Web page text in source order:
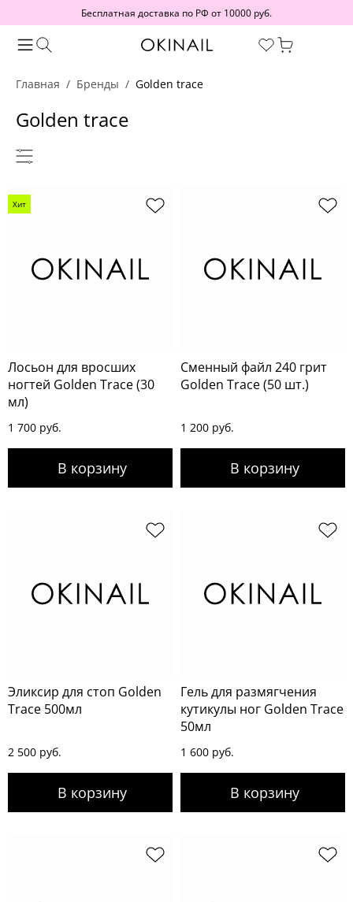
Бесплатная доставка по РФ от 10000 руб.
Главная Бренды Golden trace
Golden trace
Хит
Лосьон для вросших
ногтей Golden Trace (30
мл)
1 700 руб.
Сменный файл 240 грит
Golden Trace (50 шт.)
1 200 руб.
Эликсир для стоп Golden
Trace 500мл
2 500 руб.
Гель для размягчения
кутикулы ног Golden Trace
50мл
1 600 руб.